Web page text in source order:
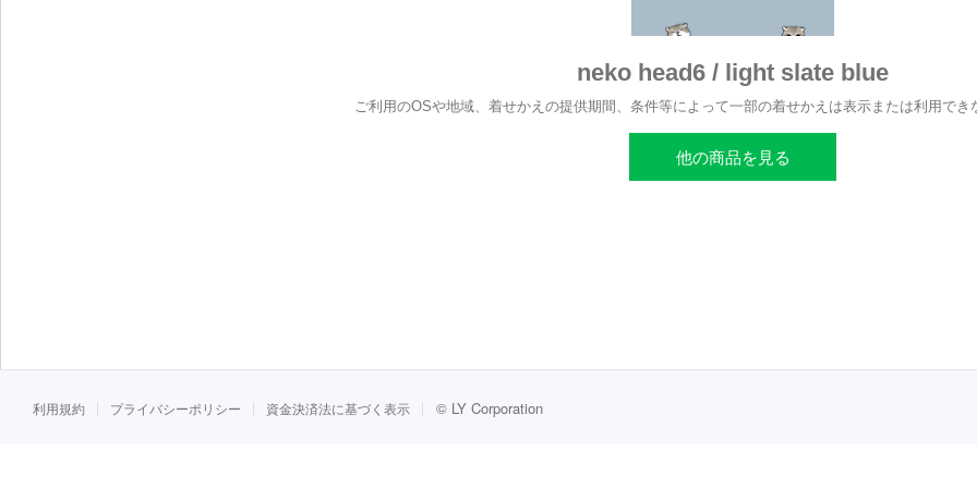
neko head6 / light slate blue
ご利用のOSや地域、着せかえの提供期間、条件等によって一部の着せかえは表示または利用でき
他の商品を見る
利用規約 プライバシーポリシー 資金決済法に基づく表示 © LY Corporation